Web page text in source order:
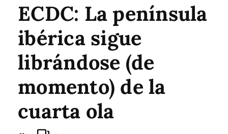
ECDC: La península
ibérica sigue
librándose (de
momento) de la
cuarta ola